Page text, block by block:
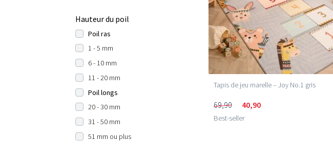
Hauteur du poil
Poil ras
1 - 5 mm
6 - 10 mm
11 - 20 mm
Poil longs
20 - 30 mm
31 - 50 mm
51 mm ou plus
Tapis de jeu marelle – Joy No.1 gris
69,90 40,90
Best-seller